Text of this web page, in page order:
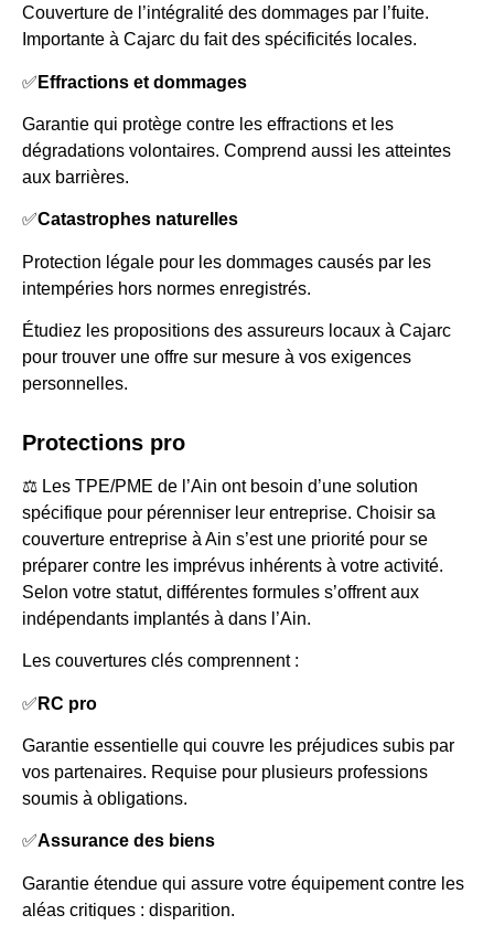
Couverture de l’intégralité des dommages par l’fuite.
Importante à Cajarc du fait des spécificités locales.
✅ Effractions et dommages
Garantie qui protège contre les effractions et les
dégradations volontaires. Comprend aussi les atteintes
aux barrières.
✅Catastrophes naturelles
Protection légale pour les dommages causés par les
intempéries hors normes enregistrés.
Étudiez les propositions des assureurs locaux à Cajarc
pour trouver une offre sur mesure à vos exigences
personnelles.
Protections pro
⚖️ Les TPE/PME de l’Ain ont besoin d’une solution
spécifique pour pérenniser leur entreprise. Choisir sa
couverture entreprise à Ain s’est une priorité pour se
préparer contre les imprévus inhérents à votre activité.
Selon votre statut, différentes formules s’offrent aux
indépendants implantés à dans l’Ain.
Les couvertures clés comprennent :
✅ RC pro
Garantie essentielle qui couvre les préjudices subis par
vos partenaires. Requise pour plusieurs professions
soumis à obligations.
✅Assurance des biens
Garantie étendue qui assure votre équipement contre les
aléas critiques : disparition.